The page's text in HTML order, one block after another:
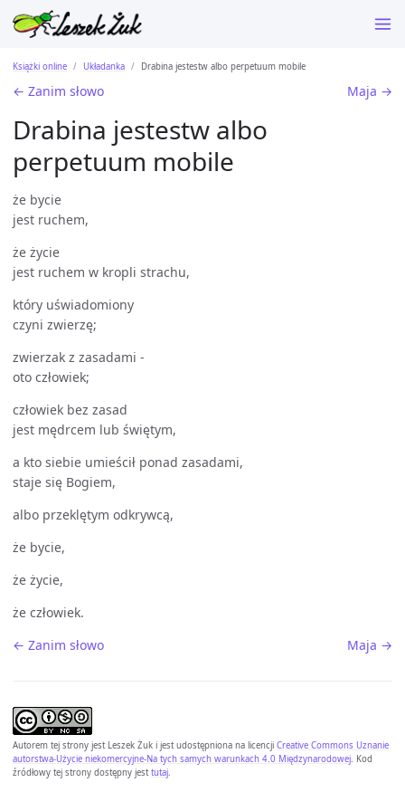
Książki online Układanka Drabina jestestw albo perpetuum mobile
← Zanim słowo Maja →
Drabina jestestw albo
perpetuum mobile
że bycie
jest ruchem,
że życie
jest ruchem w kropli strachu,
który uświadomiony
czyni zwierzę;
zwierzak z zasadami -
oto człowiek;
człowiek bez zasad
jest mędrcem lub świętym,
a kto siebie umieścił ponad zasadami,
staje się Bogiem,
albo przeklętym odkrywcą,
że bycie,
że życie,
że człowiek.
← Zanim słowo
Maja →
Autorem tej strony jest Leszek Żuk i jest udostępniona na licencji Creative Commons Uznanie
autorstwa-Użycie niekomercyjne-Na tych samych warunkach 4.0 Międzynarodowej. Kod
źródłowy tej strony dostępny jesttutaj.